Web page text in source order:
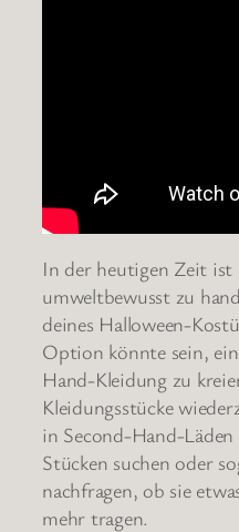
In der heutigen Zeit ist
umweltbewusst zu
deines Halloween-
Option könnte sein,
Hand-Kleidung zu
Kleidungsstücke
in Second-Hand-
Stücken suchen oder
nachfragen, ob sie
mehr tragen.